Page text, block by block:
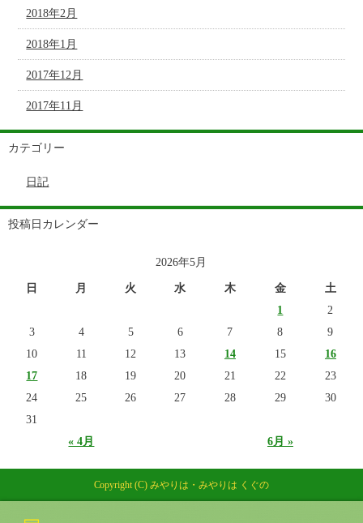
2018年2月
2018年1月
2017年12月
2017年11月
カテゴリー
日記
投稿日カレンダー
2026年5月
日 月 火 水 木 金 土
« 4月 6月 »
1
2
3
4 5 6 7 8
9
10
11 12 13 14 15
16
17
18 19 20 21 22
23
24
25 26 27 28 29
30
31
Copyright (C) みやりは・みやりは くぐの